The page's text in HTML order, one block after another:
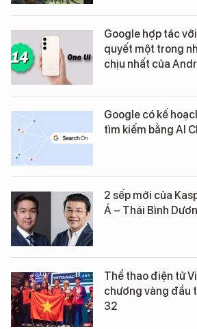
Google hợp tác
quyết một trong
chịu nhất của
Google có kế
tìm kiếm bằng AI
2 sếp mới của
Á – Thái Bình
Thể thao điện tử
chương vàng đầu
32